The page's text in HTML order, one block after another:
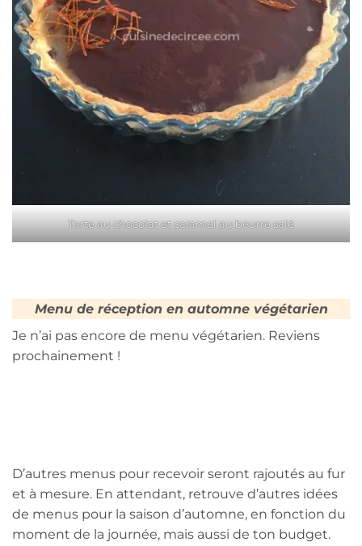
Tarte au chocolat et caramel au beurre salé
Menu de réception en automne végétarien
Je n’ai pas encore de menu végétarien. Reviens
prochainement !
D’autres menus pour recevoir seront rajoutés au fur
et à mesure. En attendant, retrouve d’autres idées
de menus pour la saison d’automne, en fonction du
moment de la journée, mais aussi de ton budget.